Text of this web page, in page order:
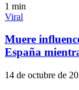
1 min
Viral
Muere
España
14 de octubre de